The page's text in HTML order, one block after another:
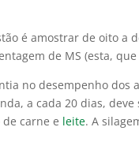
éamostrar de oito a
de MS (esta,
no desempenho
a cada 20 dias,
carne e leite. A